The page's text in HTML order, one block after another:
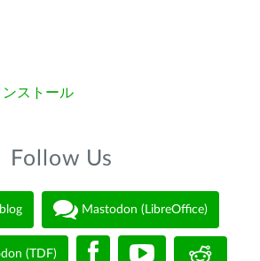
ストール
Follow Us
Mastodon (LibreOffice)
(TDF)